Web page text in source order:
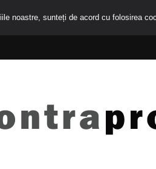
noastre, sunteți de acord cu folosirea